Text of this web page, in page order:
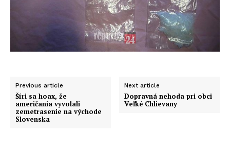
Previous article
Šíri sa hoax, že
američania vyvolali
zemetrasenie na východe
Slovenska
Next article
Dopravná nehoda pri obci
Veľké Chlievany